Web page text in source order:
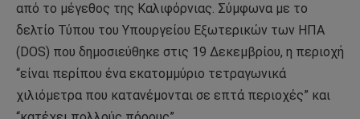
από το μέγεθος της Καλιφόρνιας. Σύμφωνα με το
δελτίο Τύπου του Υπουργείου Εξωτερικών των ΗΠΑ
(DOS) που δημοσιεύθηκε στις 19 Δεκεμβρίου, η περιοχή
“είναι περίπου ένα εκατομμύριο τετραγωνικά
χιλιόμετρα που κατανέμονται σε επτά περιοχές” και